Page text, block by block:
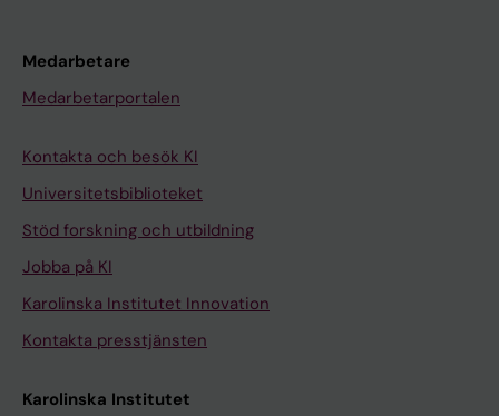
Medarbetare
Medarbetarportalen
Kontakta och besök KI
Universitetsbiblioteket
Stöd forskning och utbildning
Jobba på KI
Karolinska Institutet Innovation
Kontakta presstjänsten
Karolinska Institutet